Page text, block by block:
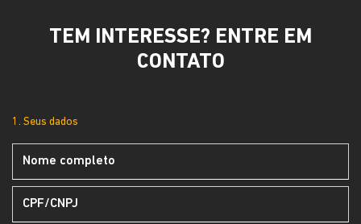
TEM INTERESSE? ENTRE EM
CONTATO
1. Seus dados